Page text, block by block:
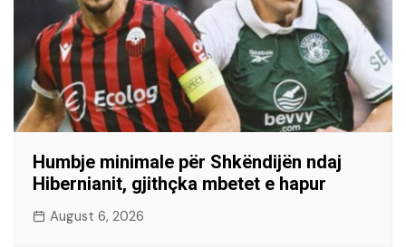
Humbje minimale për Shkëndijën ndaj
Hibernianit, gjithçka mbetet e hapur
August 6, 2026